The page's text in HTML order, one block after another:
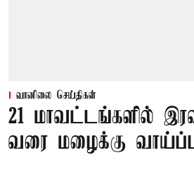
வானிலை செய்திகள்
21 மாவட்டங்களில்
வரை மழைக்கு